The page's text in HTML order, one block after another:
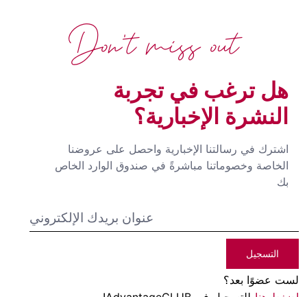
هل ترغب في تجربة
النشرة الإخبارية؟
اشترك في رسالتنا الإخبارية واحصل على عروضنا
الخاصة وخصوماتنا مباشرةً في صندوق الوارد الخاص
بك
التسجيل
لست عضوًا بعد؟
Don't miss out